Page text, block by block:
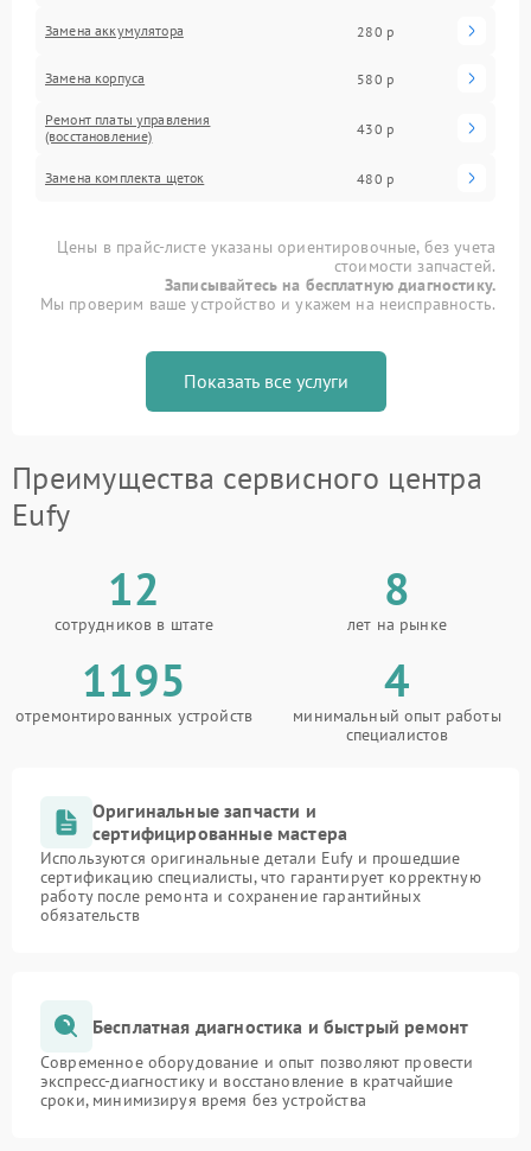
Замена аккумулятора 280 р
Замена корпуса 580 р
Ремонт платы управления
(восстановление)
430 р
Замена комплекта щеток 480 р
Цены в прайс-листе указаны ориентировочные, без учета
стоимости запчастей.
Записывайтесь на бесплатную диагностику.
Мы проверим ваше устройство и укажем на неисправность.
Показать все услуги
Преимущества сервисного центра
Eufy
12
сотрудников в штате
8
лет на рынке
1195
отремонтированных устройств
4
минимальный опыт работы
специалистов
Оригинальные запчасти и
сертифицированные мастера
Используются оригинальные детали Eufy и прошедшие
сертификацию специалисты, что гарантирует корректную
работу после ремонта и сохранение гарантийных
обязательств
Бесплатная диагностика и быстрый ремонт
Современное оборудование и опыт позволяют провести
экспресс-диагностику и восстановление в кратчайшие
сроки, минимизируя время без устройства